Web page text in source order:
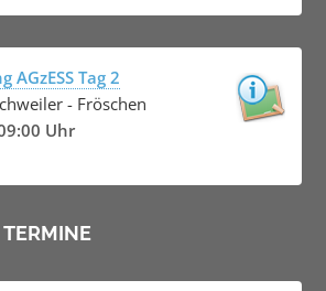
Tag 2
- Fröschen
Uhr